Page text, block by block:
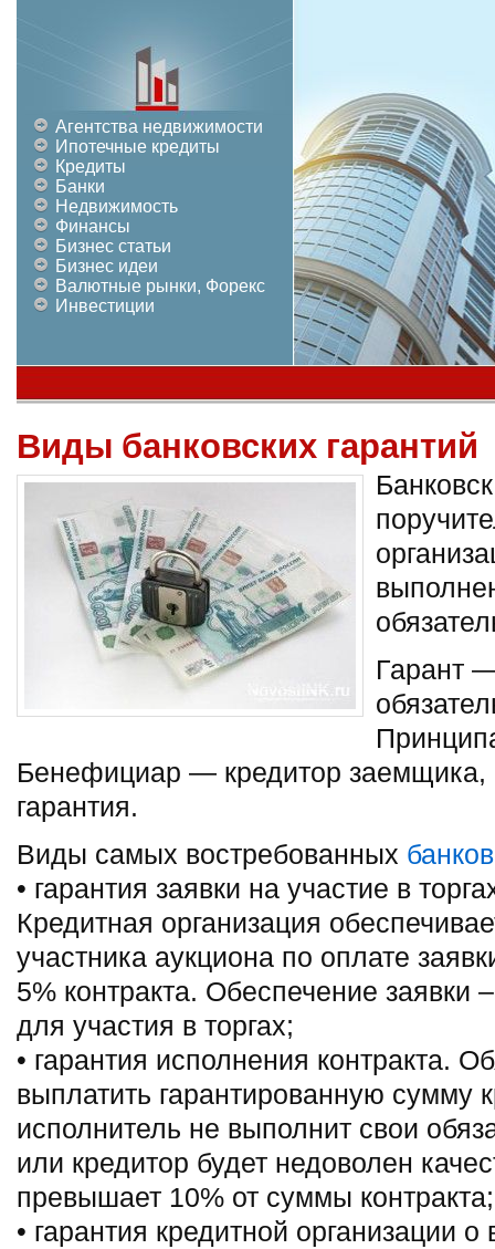
Агентства недвижимости
Ипотечные кредиты
Кредиты
Банки
Недвижимость
Финансы
Бизнес статьи
Бизнес идеи
Валютные рынки, Форекс
Инвестиции
Виды банковских гарантий
Гарант
Бенефициар — кредитор заемщика,
гарантия.
Виды самых востребованных
• гарантия заявки на участие в
Кредитная организация
участника аукциона по оплате
5% контракта. Обеспечение заявки
для участия в торгах;
• гарантия исполнения контракта.
выплатить гарантированную сумму
исполнитель не выполнит свои
или кредитор будет недоволен
превышает 10% от суммы контракта;
• гарантия кредитной организации о